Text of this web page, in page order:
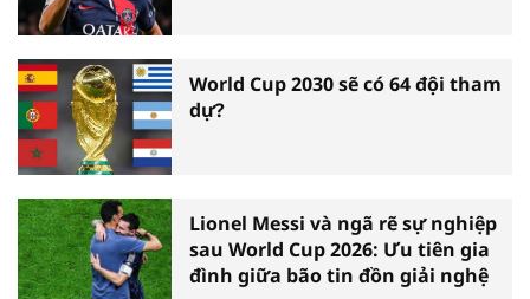
World Cup 2030 sẽ có 64 đội tham
dự?
Lionel Messi và ngã rẽ sự nghiệp
sau World Cup 2026: Ưu tiên gia
đình giữa bão tin đồn giải nghệ